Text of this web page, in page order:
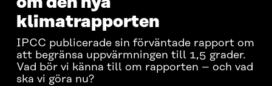
klimatrapporten
IPCC publicerade sin förväntade rapport om
att begränsa uppvärmningen till 1,5 grader.
Vad bör vi känna till om rapporten – och vad
ska vi göra nu?